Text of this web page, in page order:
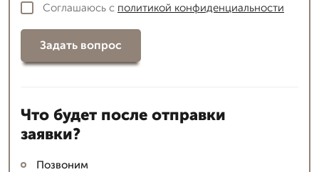
Соглашаюсь с политикой конфиденциальности
Задать вопрос
Что будет после отправки
заявки?
Позвоним